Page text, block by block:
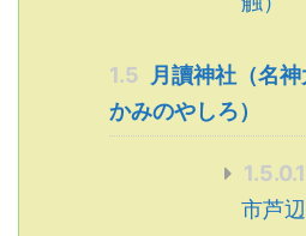
1.5
月讀神社（名
かみのやしろ）
1.5.0.1
市芦